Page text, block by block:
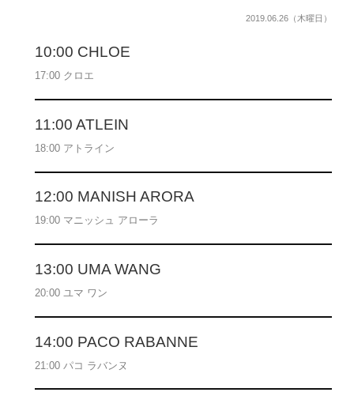
2019.06.26（木曜日）
10:00 CHLOE
17:00 クロエ
11:00 ATLEIN
18:00 アトライン
12:00 MANISH ARORA
19:00 マニッシュ アローラ
13:00 UMA WANG
20:00 ユマ ワン
14:00 PACO RABANNE
21:00 パコ ラバンヌ